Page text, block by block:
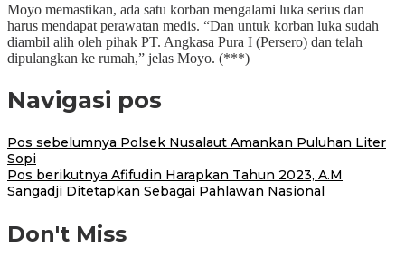
Moyo memastikan, ada satu korban mengalami luka serius dan
harus mendapat perawatan medis. “Dan untuk korban luka sudah
diambil alih oleh pihak PT. Angkasa Pura I (Persero) dan telah
dipulangkan ke rumah,” jelas Moyo. (***)
Navigasi pos
Pos sebelumnya Polsek Nusalaut Amankan Puluhan Liter
Sopi
Pos berikutnya Afifudin Harapkan Tahun 2023, A.M
Sangadji Ditetapkan Sebagai Pahlawan Nasional
Don't Miss